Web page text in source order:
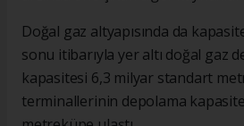
Doğal gaz altyapısında da
sonu itibarıyla yer altı doğal gaz
kapasitesi 6,3 milyar standart
terminallerinin depolama